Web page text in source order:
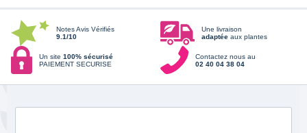
Notes Avis Vérifiés
9.1/10
Une livraison
adaptée aux plantes
Un site 100% sécurisé
PAIEMENT SECURISE
Contactez nous au
02 40 04 38 04